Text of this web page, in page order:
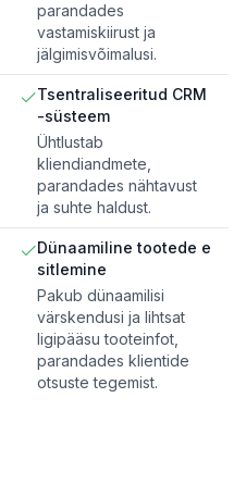
parandades
vastamiskiirust ja
jälgimisvõimalusi.
Tsentraliseeritud CRM
-süsteem
Ühtlustab
kliendiandmete,
parandades nähtavust
ja suhte haldust.
Dünaamiline tootede e
sitlemine
Pakub dünaamilisi
värskendusi ja lihtsat
ligipääsu tooteinfot,
parandades klientide
otsuste tegemist.